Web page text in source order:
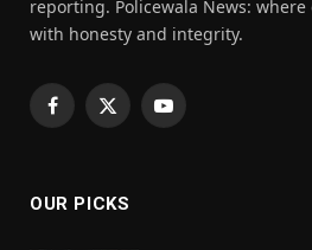
reporting. Policewala News:
with honesty and integrity.
Facebook
X
YouTube
OUR PICKS